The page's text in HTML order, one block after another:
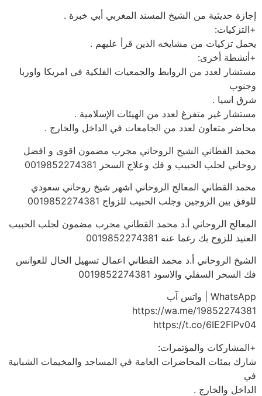
إجازة حديثية من الشيخ المسند المغربي أبي خبزة .
+التزكيات:
يحمل تزكيات من مشايخه الذين قرأ عليهم .
+أنشطة أخرى:
مستشار لعدد من الروابط والجمعيات الفلكية في امريكا واوربا
وجنوب
شرق اسيا .
مستشار غير متفرغ لعدد من الهيئات الإسلامية .
محاضر متعاون لعدد من الجامعات في الداخل والخارج .
محمد القطاني الشيخ الروحاني مجرب مضمون اقوى و افضل
روحاني لجلب الحبيب و فك وعلاج السحر 0019852274381
محمد القطاني المعالج الروحاني اشهر شيخ روحاني سعودي
للوفق بين الزوجين وجلب الحبيب للزواج 0019852274381
المعالج الروحاني أ.د محمد القطاني مجرب مضمون لجلب الحبيب
العنيد للزوج بك رغما عنه 0019852274381
الشيخ الروحاني أ.د محمد القطاني اعمال تسهيل الحال للعوانس
فك السحر السفلي والاسود 0019852274381
WhatsApp | واتس آب
https://wa.me/19852274381
https://t.co/6IE2FlPv04
+المشاركات والمؤتمرات:
شارك بمئات المحاضرات العامة في المساجد والمخيمات الشبابية
في
الداخل والخارج .